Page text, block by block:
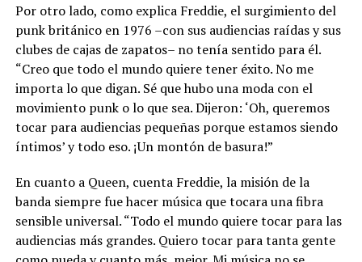
Por otro lado, como explica Freddie, el surgimiento del
punk británico en 1976 –con sus audiencias raídas y sus
clubes de cajas de zapatos– no tenía sentido para él.
“Creo que todo el mundo quiere tener éxito. No me
importa lo que digan. Sé que hubo una moda con el
movimiento punk o lo que sea. Dijeron: ‘Oh, queremos
tocar para audiencias pequeñas porque estamos siendo
íntimos’ y todo eso. ¡Un montón de basura!”
En cuanto a Queen, cuenta Freddie, la misión de la
banda siempre fue hacer música que tocara una fibra
sensible universal. “Todo el mundo quiere tocar para las
audiencias más grandes. Quiero tocar para tanta gente